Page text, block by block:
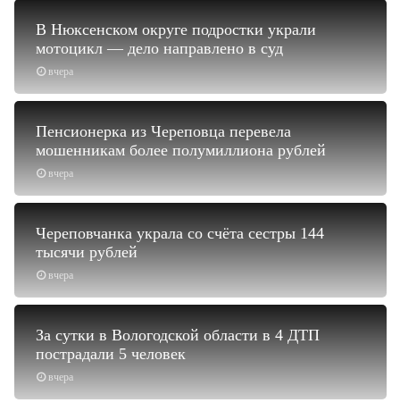
вчера
В Нюксенском округе подростки украли
мотоцикл — дело направлено в суд
вчера
Пенсионерка из Череповца перевела
мошенникам более полумиллиона рублей
вчера
Череповчанка украла со счёта сестры 144
тысячи рублей
вчера
За сутки в Вологодской области в 4 ДТП
пострадали 5 человек